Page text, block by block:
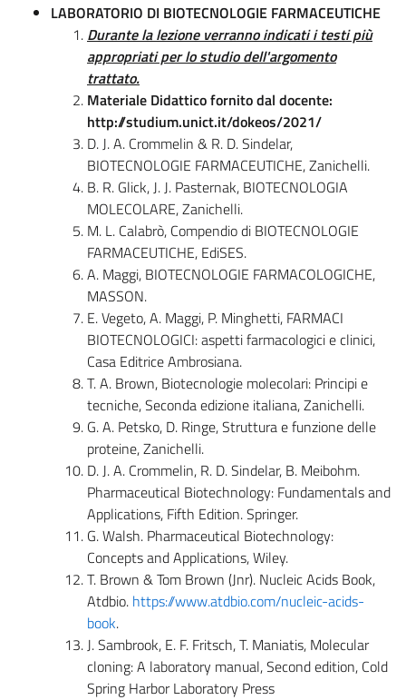
LABORATORIO DI BIOTECNOLOGIE FARMACEUTICHE
Durante la lezione verranno indicati i testi più
appropriati per lo studio dell'argomento
trattato.
Materiale Didattico fornito dal docente:
http://studium.unict.it/dokeos/2021/
D. J. A. Crommelin & R. D. Sindelar,
BIOTECNOLOGIE FARMACEUTICHE, Zanichelli.
B. R. Glick, J. J. Pasternak, BIOTECNOLOGIA
MOLECOLARE, Zanichelli.
M. L. Calabrò, Compendio di BIOTECNOLOGIE
FARMACEUTICHE, EdiSES.
A. Maggi, BIOTECNOLOGIE FARMACOLOGICHE,
MASSON.
E. Vegeto, A. Maggi, P. Minghetti, FARMACI
BIOTECNOLOGICI: aspetti farmacologici e clinici,
Casa Editrice Ambrosiana.
T. A. Brown, Biotecnologie molecolari: Principi e
tecniche, Seconda edizione italiana, Zanichelli.
G. A. Petsko, D. Ringe, Struttura e funzione delle
proteine, Zanichelli.
D. J. A. Crommelin, R. D. Sindelar, B. Meibohm.
Pharmaceutical Biotechnology: Fundamentals and
Applications, Fifth Edition. Springer.
G. Walsh. Pharmaceutical Biotechnology:
Concepts and Applications, Wiley.
T. Brown & Tom Brown (Jnr). Nucleic Acids Book,
Atdbio. https://www.atdbio.com/nucleic-acids-
book.
J. Sambrook, E. F. Fritsch, T. Maniatis, Molecular
cloning: A laboratory manual, Second edition, Cold
Spring Harbor Laboratory Press